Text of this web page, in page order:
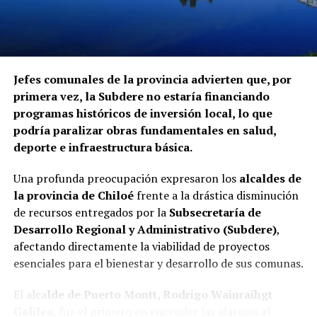
fiscalizaciones y solicitará antecedentes a cada
organismo involucrado para determinar las
responsabilidades administrativas correspondientes.
Jefes comunales de la provincia advierten que, por
primera vez, la Subdere no estaría financiando
programas históricos de inversión local, lo que
podría paralizar obras fundamentales en salud,
deporte e infraestructura básica.
Una profunda preocupación expresaron los alcaldes de
la provincia de Chiloéfrente a la drástica disminución
de recursos entregados por la Subsecretaría de
Desarrollo Regional y Administrativo (Subdere),
afectando directamente la viabilidad de proyectos
esenciales para el bienestar y desarrollo de sus comunas.
El alca lde de Puerto Montt, Rodrigo Wainraihgt